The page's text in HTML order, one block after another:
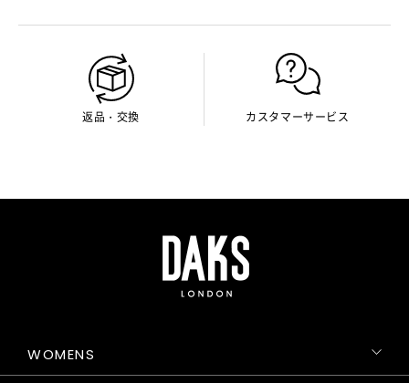
返品・交換 カスタマーサービス
WOMENS